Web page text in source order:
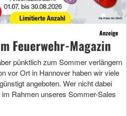
Anzeige
Feuerwehr-Magazin
pünktlich zum Sommer verlängern
vor Ort in Hannover haben wir viele
angeboten. Wer nicht dabei
Rahmen unseres Sommer-Sales